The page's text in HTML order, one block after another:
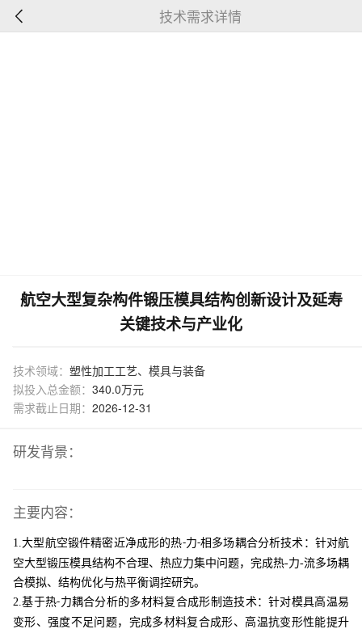
技术需求详情
航空大型复杂构件锻压模具结构创新设计及延寿
关键技术与产业化
技术领域： 塑性加工工艺、模具与装备
拟投入总金额： 340.0万元
需求截止日期： 2026-12-31
研发背景：
主要内容：
1.大型航空锻件精密近净成形的热-力-相多场耦合分析技术：针对航
空大型锻压模具结构不合理、热应力集中问题，完成热‑力‑流多场耦
合模拟、结构优化与热平衡调控研究。
2.基于热-力耦合分析的多材料复合成形制造技术：针对模具高温易
变形、强度不足问题，完成多材料复合成形、高温抗变形性能提升